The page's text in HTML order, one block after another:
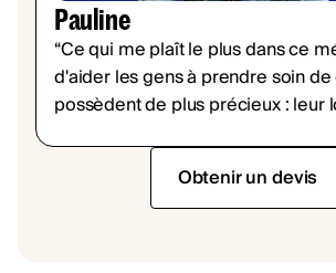
Pauline
“Ce qui me plaît le plus dans ce
d'aider les gens à prendre soin
possèdent de plus précieux : leur
Obtenir un devis